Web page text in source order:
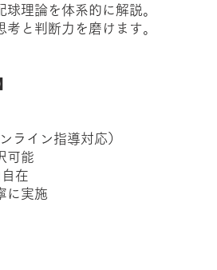
理論を体系的に解説。
と判断力を磨けます。
ライン指導対応）
可能
在
に実施